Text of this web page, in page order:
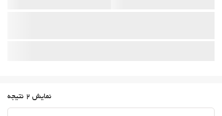
نمایش 2 نتیجه